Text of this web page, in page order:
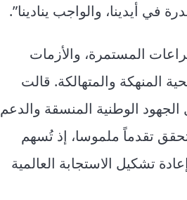
في أيدينا، والواجب ينادينا”.
المستمرة، والأزمات
المنهكة والمتهالكة. قالت
الجهود الوطنية المنسقة والدعم
تقدماً ملموسا، إذ تُسهم
تشكيل الاستجابة العالمية